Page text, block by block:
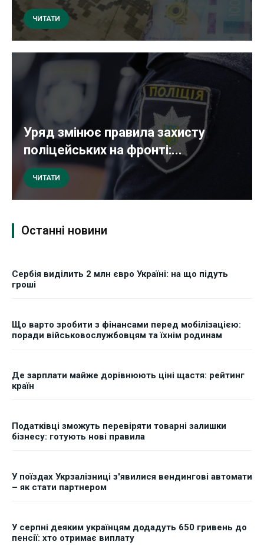
ЧИТАТИ
Уряд змінює правила захисту
поліцейських на фронті:...
ЧИТАТИ
Останні новини
Сербія виділить 2 млн євро Україні: на що підуть
гроші
Що варто зробити з фінансами перед мобілізацією:
поради військовослужбовцям та їхнім родинам
Де зарплати майже дорівнюють ціні щастя: рейтинг
країн
Податківці зможуть перевіряти товарні залишки
бізнесу: готують нові правила
У поїздах Укрзалізниці з'явилися вендингові автомати
– як стати партнером
У серпні деяким українцям додадуть 650 гривень до
пенсії: хто отримає виплату